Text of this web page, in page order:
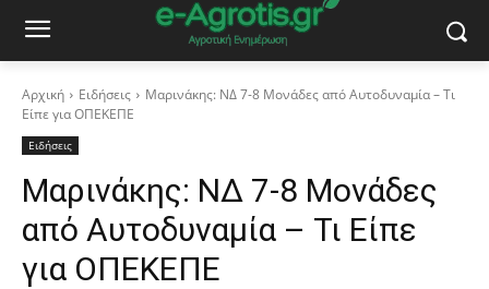
Αρχική Ειδήσεις
Μαρινάκης: ΝΔ 7-8 Μονάδες από Αυτοδυναμία – Τι
Είπε για ΟΠΕΚΕΠΕ
Ειδήσεις
Μαρινάκης: ΝΔ 7-8 Μονάδες
από Αυτοδυναμία – Τι Είπε
για ΟΠΕΚΕΠΕ